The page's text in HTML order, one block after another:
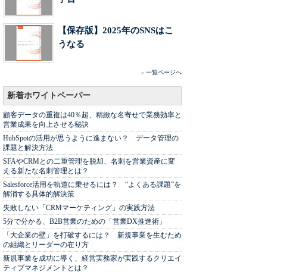
【保存版】2025年のSNSはこ
うなる
» 一覧ページへ
新着ホワイトペーパー
顧客データの重複は40％超、精緻な名寄せで業務効率と
営業成果を向上させる秘訣
HubSpotの活用が思うように進まない？ データ管理の
課題と解決方法
SFAやCRMとの二重管理を脱却、名刺を営業資産に変
える新たな名刺管理とは？
Salesforce活用を軌道に乗せるには？ “よくある課題”を
解消する具体的解決策
失敗しない「CRMマーケティング」の実践方法
5分で分かる、B2B営業のための「営業DX推進術」
「大企業の壁」を打破するには？ 新規事業を生むため
の組織とリーダーの在り方
新規事業を成功に導く、経営実務家が実践するクリエイ
ティブマネジメントとは？